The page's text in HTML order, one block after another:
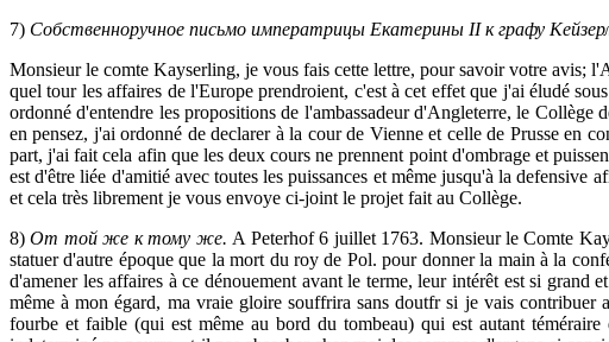
7) Собственноручное письмо императрицы Екатерины II к графу
Monsieur le comte Kayserling, je vous fais cette lettre, pour savoir votre avis;
quel tour les affaires de l'Europe prendroient, c'est à cet effet que j'ai éludé
ordonné d'entendre les propositions de l'ambassadeur d'Angleterre, le
en pensez, j'ai ordonné de declarer à la cour de Vienne et celle de Prusse en
part, j'ai fait cela afin que les deux cours ne prennent point d'ombrage et
est d'être liée d'amitié avec toutes les puissances et même jusqu'à la
et cela très librement je vous envoye ci-joint le projet fait au Collège.
8)От той же к тому же. A Peterhof 6 juillet 1763. Monsieur le Comte
statuer d'autre époque que la mort du roy de Pol. pour donner la main à la
d'amener les affaires à ce dénouement avant le terme, leur intérêt est si
même à mon égard, ma vraie gloire souffrira sans doutfr si je vais contribuer
fourbe et faible (qui est même au bord du tombeau) qui est autant